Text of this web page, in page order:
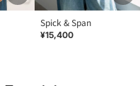
Spick & Span
¥15,400